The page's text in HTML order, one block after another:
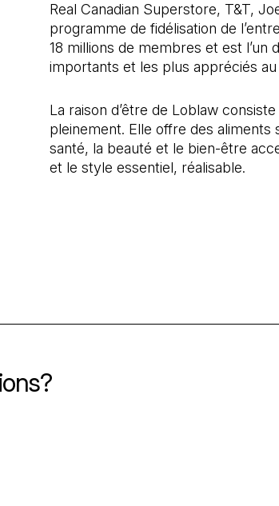
Real Canadian Superstore, T&T,
programme de fidélisation de
18 millions de membres et est
importants et les plus appréciés au
La raison d’être de Loblaw
pleinement. Elle offre des aliments
santé, la beauté et le bien-être
et le style essentiel, réalisable.